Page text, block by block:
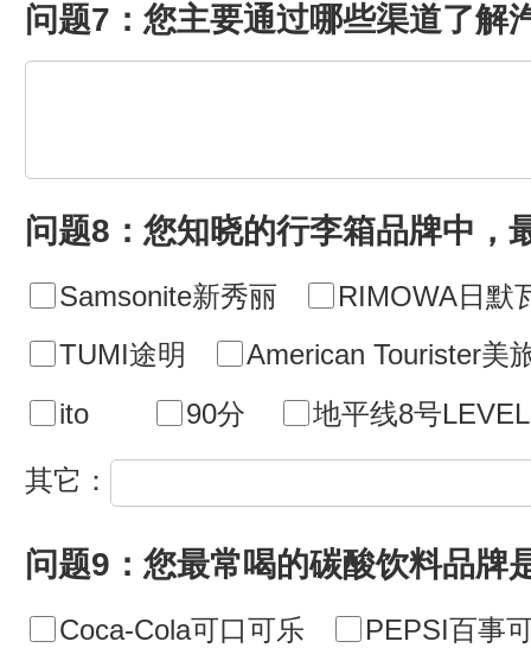
问题7：您主要通过哪些渠道了解
问题8：您知晓的行李箱品牌中，
Samsonite新秀丽
RIMOWA日默
TUMI途明
American Tourister美
ito
90分 地平线8号
其它：
问题9：您最常喝的碳酸饮料品牌
Coca-Cola可口可乐
PEPSI百事